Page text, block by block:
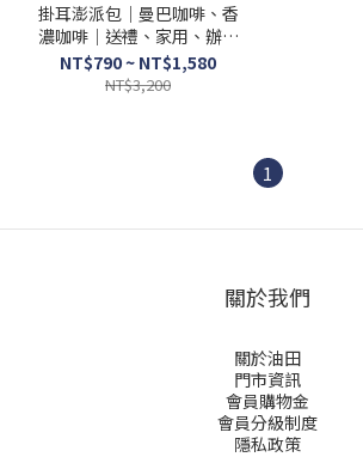
掛耳澎派包｜曼巴咖啡、香
濃咖啡｜送禮、家用、辦公
室 推薦
NT$790 ~ NT$1,580
NT$3,200
1
關於我們
關於油田
門市資訊
會員購物金
會員分級制度
隱私政策